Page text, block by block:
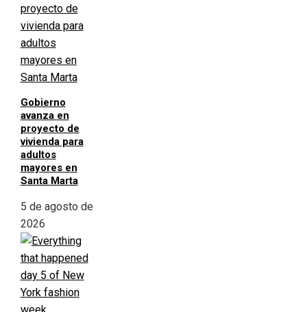
Gobierno
avanza en
proyecto de
vivienda para
adultos
mayores en
Santa Marta
5 de agosto de
2026